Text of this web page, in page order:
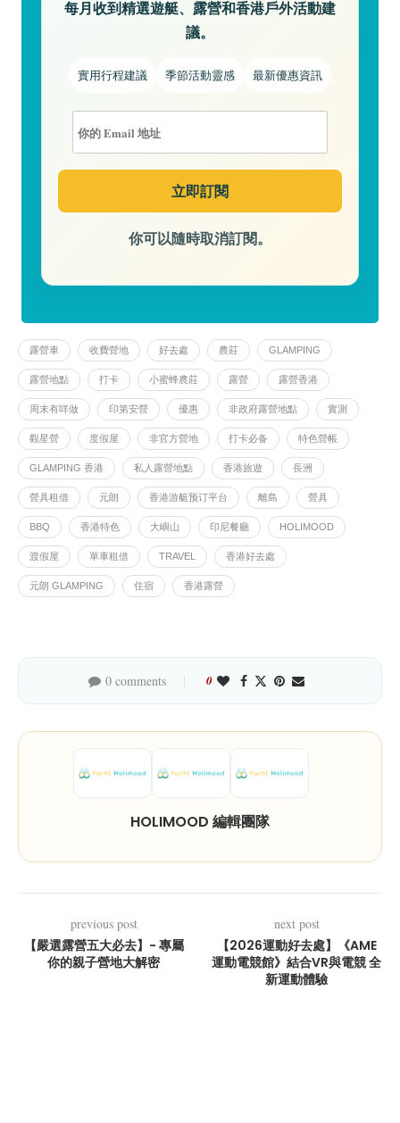
每月收到精選遊艇、露營和香港戶外活動建
議。
實用行程建議 季節活動靈感 最新優惠資訊
你可以隨時取消訂閱。
露營車 收費營地 好去處 農莊 GLAMPING
露營地點 打卡 小蜜蜂農莊 露營 露營香港
周末有咩做 印第安營 優惠 非政府露營地點 實測
觀星營 度假屋 非官方營地 打卡必备 特色營帳
GLAMPING 香港 私人露營地點 香港旅遊 長洲
營具租借 元朗 香港游艇预订平台 離島 營具
BBQ 香港特色 大嶼山 印尼餐廳 HOLIMOOD
渡假屋 單車租借 TRAVEL 香港好去處
元朗 GLAMPING 住宿 香港露營
0 comments 0
HOLIMOOD 編輯團隊
previous post
【嚴選露營五大必去】- 專屬
你的親子營地大解密
next post
【2026運動好去處】《AME
運動電競館》結合VR與電競 全
新運動體驗